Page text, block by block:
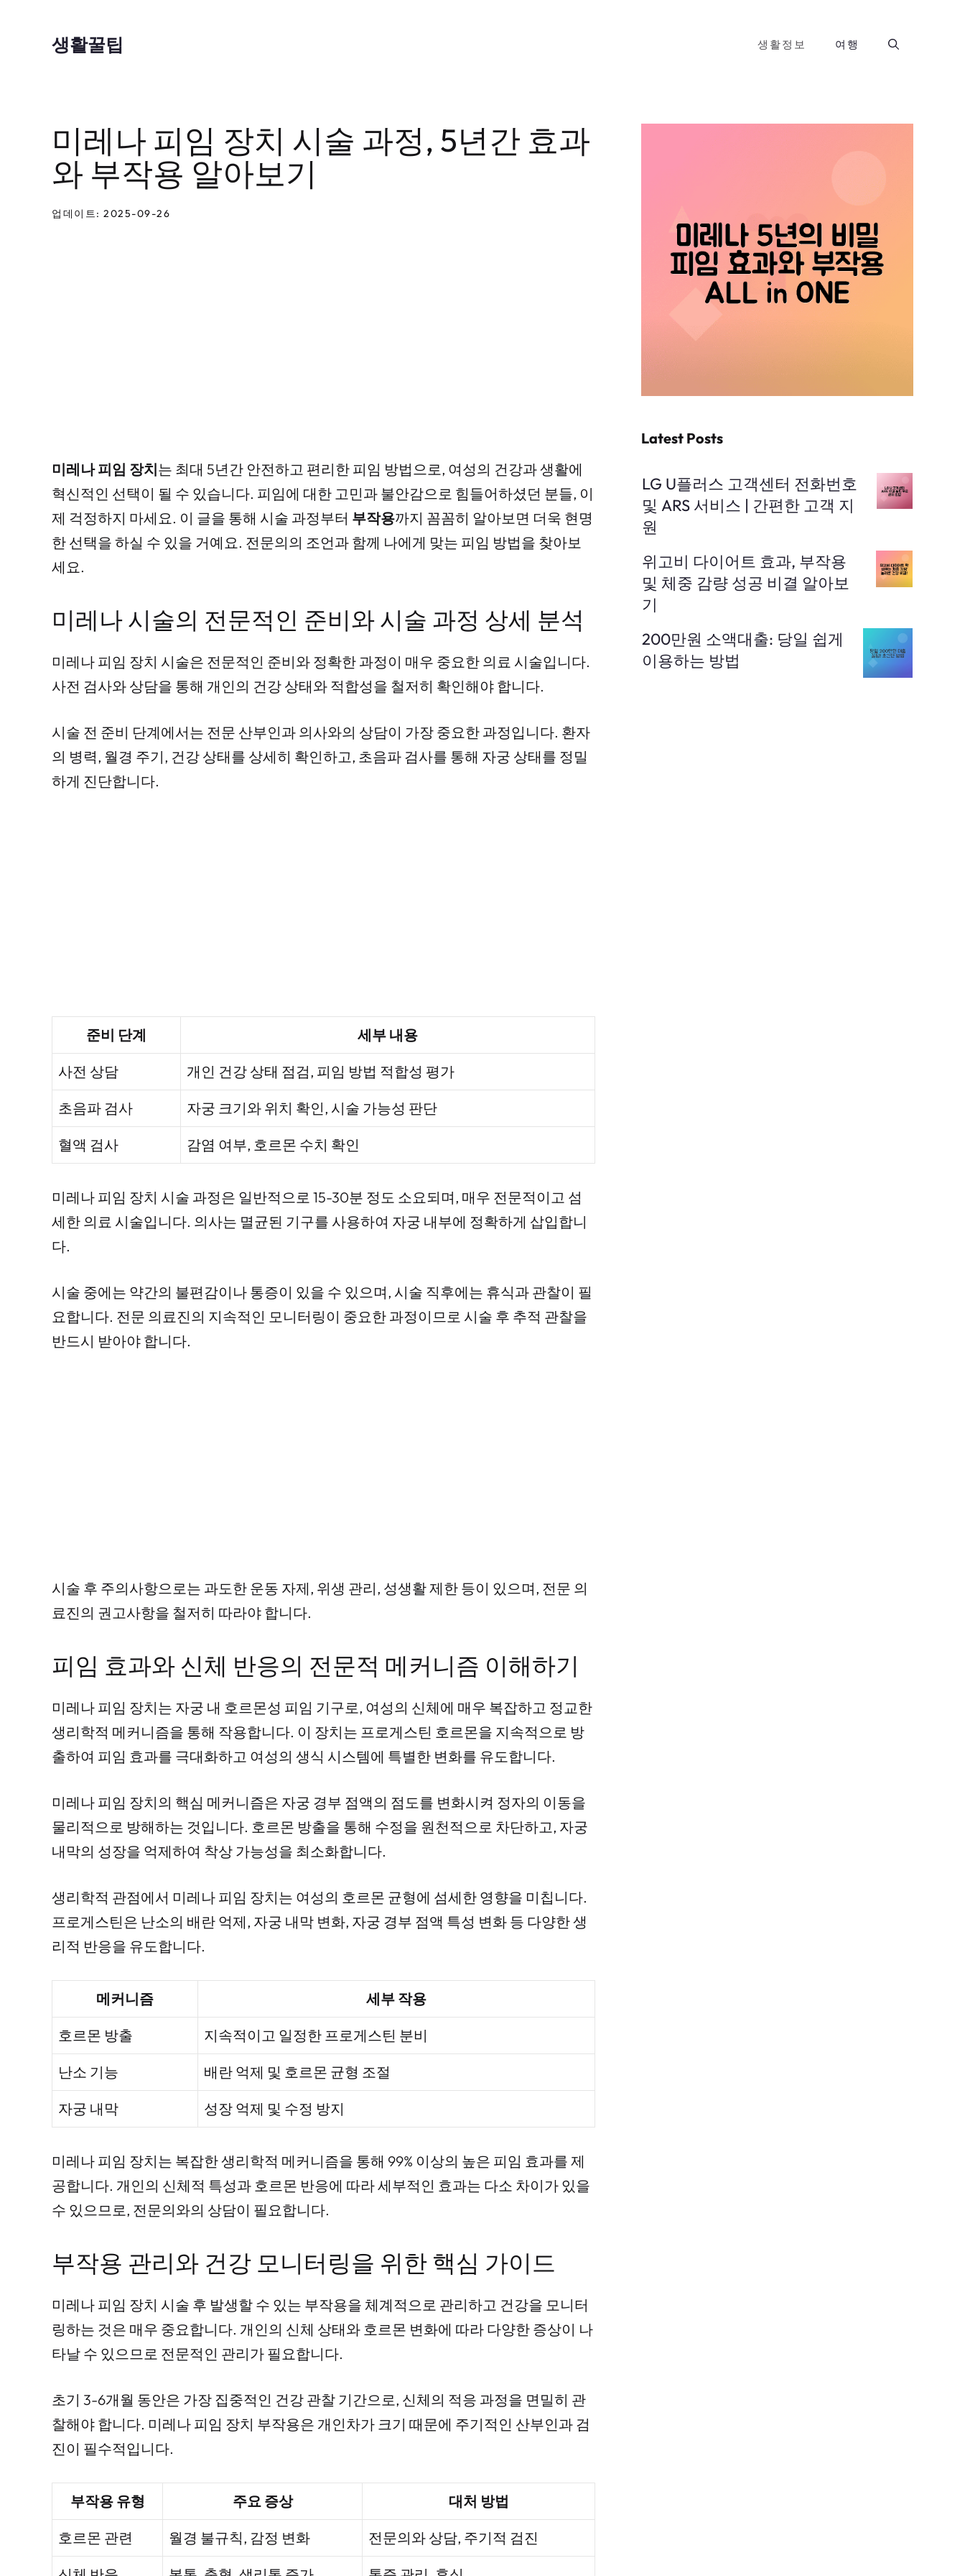
생활꿀팁 생활정보 여행
미레나 피임 장치 시술 과정, 5년간 효과
와 부작용 알아보기
업데이트: 2025-09-26
미레나 피임 장치는 최대 5년간 안전하고 편리한 피임 방법으로, 여성의 건강과 생활에
혁신적인 선택이 될 수 있습니다. 피임에 대한 고민과 불안감으로 힘들어하셨던 분들, 이
제 걱정하지 마세요. 이 글을 통해 시술 과정부터 부작용까지 꼼꼼히 알아보면 더욱 현명
한 선택을 하실 수 있을 거예요. 전문의의 조언과 함께 나에게 맞는 피임 방법을 찾아보
세요.
미레나 시술의 전문적인 준비와 시술 과정 상세 분석
미레나 피임 장치 시술은 전문적인 준비와 정확한 과정이 매우 중요한 의료 시술입니다.
사전 검사와 상담을 통해 개인의 건강 상태와 적합성을 철저히 확인해야 합니다.
시술 전 준비 단계에서는 전문 산부인과 의사와의 상담이 가장 중요한 과정입니다. 환자
의 병력, 월경 주기, 건강 상태를 상세히 확인하고, 초음파 검사를 통해 자궁 상태를 정밀
하게 진단합니다.
준비 단계 세부 내용
사전 상담 개인 건강 상태 점검, 피임 방법 적합성 평가
초음파 검사 자궁 크기와 위치 확인, 시술 가능성 판단
혈액 검사 감염 여부, 호르몬 수치 확인
미레나 피임 장치 시술 과정은 일반적으로 15-30분 정도 소요되며, 매우 전문적이고 섬
세한 의료 시술입니다. 의사는 멸균된 기구를 사용하여 자궁 내부에 정확하게 삽입합니
다.
시술 중에는 약간의 불편감이나 통증이 있을 수 있으며, 시술 직후에는 휴식과 관찰이 필
요합니다. 전문 의료진의 지속적인 모니터링이 중요한 과정이므로 시술 후 추적 관찰을
반드시 받아야 합니다.
시술 후 주의사항으로는 과도한 운동 자제, 위생 관리, 성생활 제한 등이 있으며, 전문 의
료진의 권고사항을 철저히 따라야 합니다.
피임 효과와 신체 반응의 전문적 메커니즘 이해하기
미레나 피임 장치는 자궁 내 호르몬성 피임 기구로, 여성의 신체에 매우 복잡하고 정교한
생리학적 메커니즘을 통해 작용합니다. 이 장치는 프로게스틴 호르몬을 지속적으로 방
출하여 피임 효과를 극대화하고 여성의 생식 시스템에 특별한 변화를 유도합니다.
미레나 피임 장치의 핵심 메커니즘은 자궁 경부 점액의 점도를 변화시켜 정자의 이동을
물리적으로 방해하는 것입니다. 호르몬 방출을 통해 수정을 원천적으로 차단하고, 자궁
내막의 성장을 억제하여 착상 가능성을 최소화합니다.
생리학적 관점에서 미레나 피임 장치는 여성의 호르몬 균형에 섬세한 영향을 미칩니다.
프로게스틴은 난소의 배란 억제, 자궁 내막 변화, 자궁 경부 점액 특성 변화 등 다양한 생
리적 반응을 유도합니다.
메커니즘 세부 작용
호르몬 방출 지속적이고 일정한 프로게스틴 분비
난소 기능 배란 억제 및 호르몬 균형 조절
자궁 내막 성장 억제 및 수정 방지
미레나 피임 장치는 복잡한 생리학적 메커니즘을 통해 99% 이상의 높은 피임 효과를 제
공합니다. 개인의 신체적 특성과 호르몬 반응에 따라 세부적인 효과는 다소 차이가 있을
수 있으므로, 전문의와의 상담이 필요합니다.
부작용 관리와 건강 모니터링을 위한 핵심 가이드
미레나 피임 장치 시술 후 발생할 수 있는 부작용을 체계적으로 관리하고 건강을 모니터
링하는 것은 매우 중요합니다. 개인의 신체 상태와 호르몬 변화에 따라 다양한 증상이 나
타날 수 있으므로 전문적인 관리가 필요합니다.
초기 3-6개월 동안은 가장 집중적인 건강 관찰 기간으로, 신체의 적응 과정을 면밀히 관
찰해야 합니다. 미레나 피임 장치 부작용은 개인차가 크기 때문에 주기적인 산부인과 검
진이 필수적입니다.
부작용 유형 주요 증상 대처 방법
호르몬 관련 월경 불규칙, 감정 변화 전문의와 상담, 주기적 검진
Latest Posts
LG U플러스 고객센터 전화번호
및 ARS 서비스 | 간편한 고객 지
원
위고비 다이어트 효과, 부작용
및 체중 감량 성공 비결 알아보
기
200만원 소액대출: 당일 쉽게
이용하는 방법